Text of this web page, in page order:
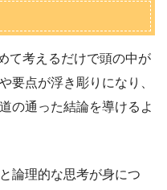
て考えるだけで頭の中が
要点が浮き彫りになり、
の通った結論を導けるよ
論理的な思考が身につ